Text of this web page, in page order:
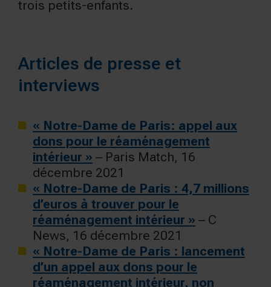
trois petits-enfants.
Articles de presse et
interviews
« Notre-Dame de Paris: appel aux
dons pour le réaménagement
intérieur » – Paris Match, 16
décembre 2021
« Notre-Dame de Paris : 4,7 millions
d’euros à trouver pour le
réaménagement intérieur » – C
News, 16 décembre 2021
« Notre-Dame de Paris : lancement
d’un appel aux dons pour le
réaménagement intérieur, non